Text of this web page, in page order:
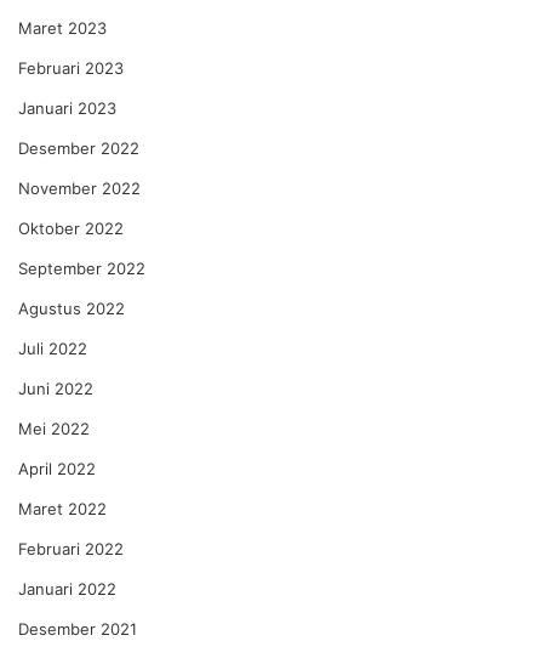
Maret 2023
Februari 2023
Januari 2023
Desember 2022
November 2022
Oktober 2022
September 2022
Agustus 2022
Juli 2022
Juni 2022
Mei 2022
April 2022
Maret 2022
Februari 2022
Januari 2022
Desember 2021